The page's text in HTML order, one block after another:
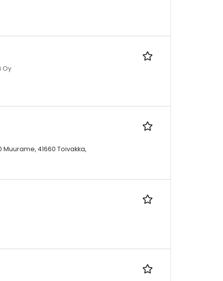
Oy
41660 Toivakka,